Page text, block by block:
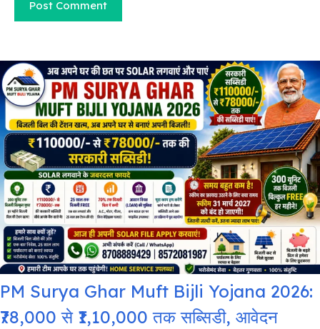
PM Surya Ghar Muft Bijli Yojana 2026:
₹78,000 से ₹1,10,000 तक सब्सिडी, आवेदन